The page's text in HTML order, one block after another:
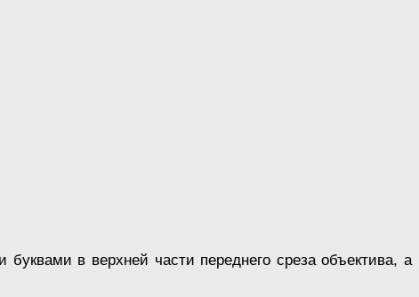
в верхней части переднего среза объектива, а